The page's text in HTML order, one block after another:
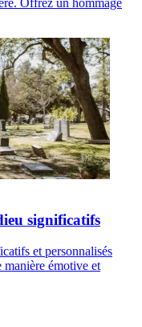
significatifs
et personnalisés
manière émotive et